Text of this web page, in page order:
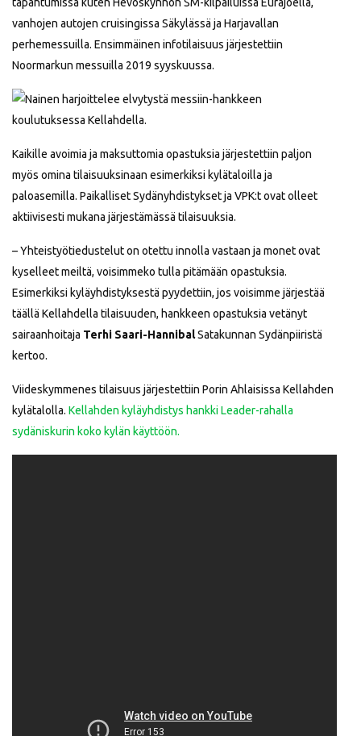
vanhojen autojen cruisingissa Säkylässä ja Harjavallan
perhemessuilla. Ensimmäinen infotilaisuus järjestettiin
Noormarkun messuilla 2019 syyskuussa.
Kaikille avoimia ja maksuttomia opastuksia järjestettiin paljon
myös omina tilaisuuksinaan esimerkiksi kylätaloilla ja
paloasemilla. Paikalliset Sydänyhdistykset ja VPK:t ovat olleet
aktiivisesti mukana järjestämässä tilaisuuksia.
– ­Yhteistyötiedustelut on otettu innolla vastaan ja monet ovat
kyselleet meiltä, voisimmeko tulla pitämään opastuksia.
Esimerkiksi kyläyhdistyksestä pyydettiin, jos voisimme järjestää
täällä Kellahdella tilaisuuden, hankkeen opastuksia vetänyt
sairaanhoitaja Terhi Saari-HannibalSatakunnan Sydänpiiristä
kertoo.
Viideskymmenes tilaisuus järjestettiin Porin Ahlaisissa Kellahden
kylätalolla. Kellahden kyläyhdistys hankki Leader-rahalla
sydäniskurin koko kylän käyttöön.